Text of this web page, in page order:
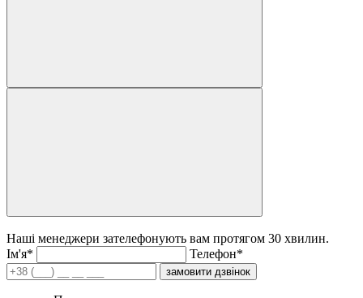
Наші менеджери зателефонують вам протягом 30 хвилин.
Iм'я*
Телефон*
замовити дзвінок